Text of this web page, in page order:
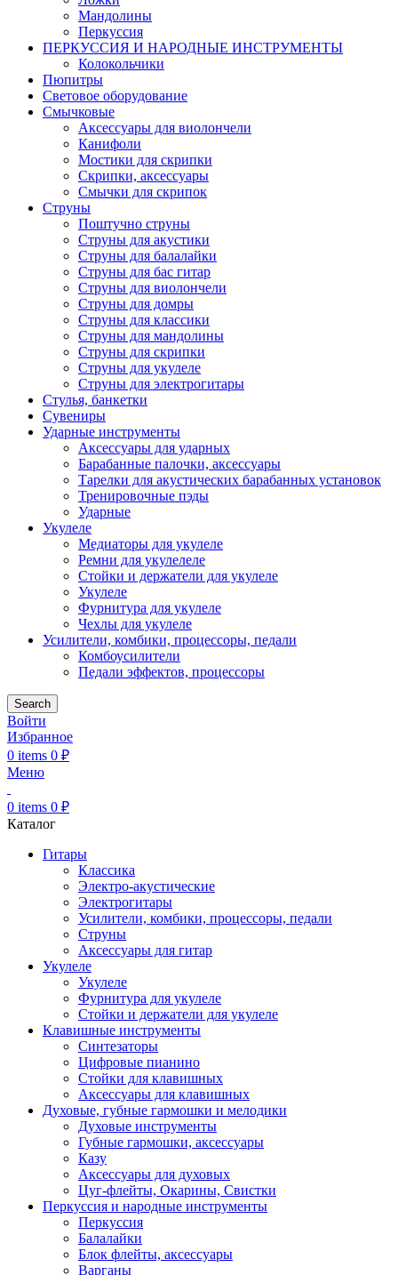
Мандолины
Перкуссия
ПЕРКУССИЯ И НАРОДНЫЕ ИНСТРУМЕНТЫ
Колокольчики
Пюпитры
Световое оборудование
Смычковые
Аксессуары для виолончели
Канифоли
Мостики для скрипки
Скрипки, аксессуары
Смычки для скрипок
Струны
Поштучно струны
Струны для акустики
Струны для балалайки
Струны для бас гитар
Струны для виолончели
Струны для домры
Струны для классики
Струны для мандолины
Струны для скрипки
Струны для укулеле
Струны для электрогитары
Стулья, банкетки
Сувениры
Ударные инструменты
Аксессуары для ударных
Барабанные палочки, аксессуары
Тарелки для акустических барабанных установок
Тренировочные пэды
Ударные
Укулеле
Медиаторы для укулеле
Ремни для укулелеле
Стойки и держатели для укулеле
Укулеле
Фурнитура для укулеле
Чехлы для укулеле
Усилители, комбики, процессоры, педали
Комбоусилители
Педали эффектов, процессоры
Search
Войти
Избранное
0 items 0 ₽
Меню
0 items 0 ₽
Каталог
Гитары
Классика
Электро-акустические
Электрогитары
Усилители, комбики, процессоры, педали
Струны
Аксессуары для гитар
Укулеле
Укулеле
Фурнитура для укулеле
Стойки и держатели для укулеле
Клавишные инструменты
Синтезаторы
Цифровые пианино
Стойки для клавишных
Аксессуары для клавишных
Духовые, губные гармошки и мелодики
Духовые инструменты
Губные гармошки, аксессуары
Казу
Аксессуары для духовых
Цуг-флейты, Окарины, Свистки
Перкуссия и народные инструменты
Перкуссия
Балалайки
Блок флейты, аксессуары
Варганы